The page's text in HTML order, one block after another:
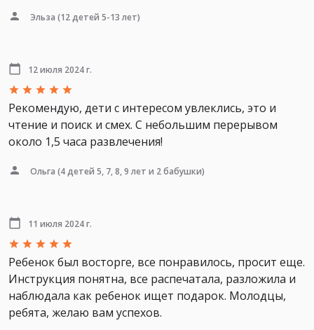
Эльза (12 детей 5-13 лет)
12 июля 2024 г.
Рекомендую, дети с интересом увлеклись, это и
чтение и поиск и смех. С небольшим перерывом
около 1,5 часа развлечения!
Ольга (4 детей 5, 7, 8, 9 лет и 2 бабушки)
11 июля 2024 г.
Ребенок был восторге, все понравилось, просит еще.
Инструкция понятна, все распечатала, разложила и
наблюдала как ребенок ищет подарок. Молодцы,
ребята, желаю вам успехов.